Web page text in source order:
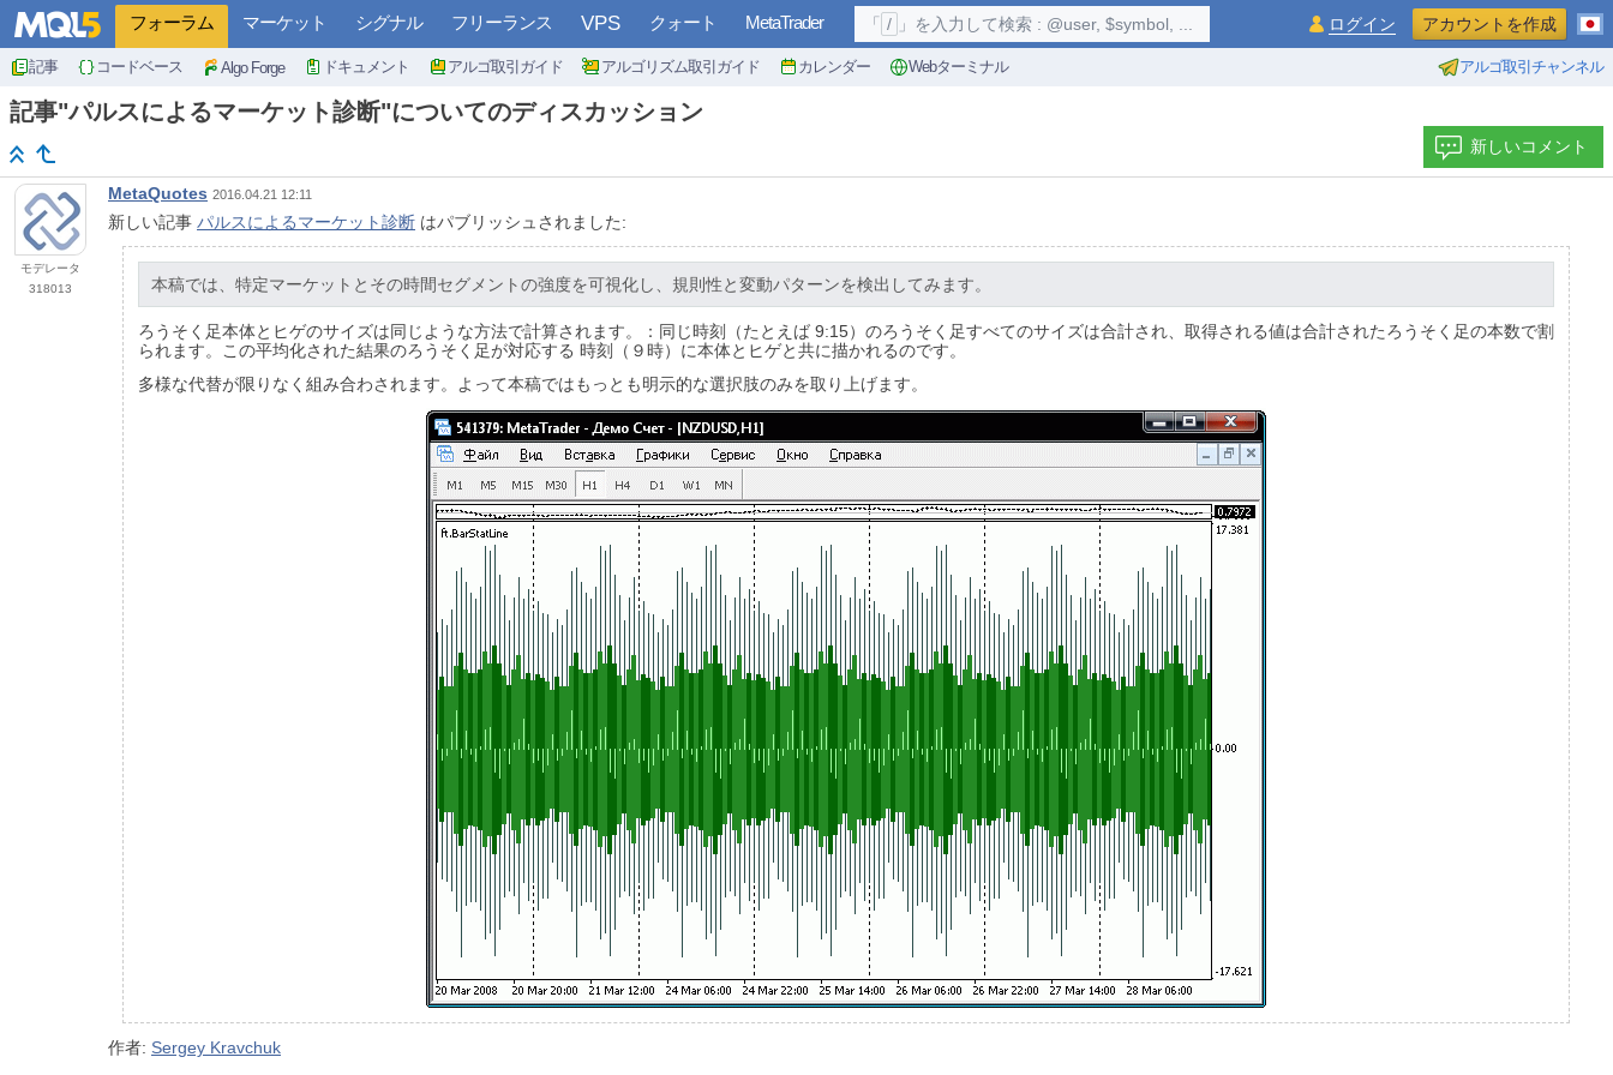
フォーラム マーケット シグナル フリーランス VPS クォート MetaTrader
記事 コードベース Algo Forge ドキュメント アルゴ取引ガイド アルゴリズム取引ガイド カレンダー Webターミナル アルゴ取引チャンネル
「 / 」を入力して検索 : @user, $symbol, ... ログイン アカウントを作成
記事"パルスによるマーケット診断"についてのディスカッション
新しいコメント
モデレータ
318013
MetaQuotes 2016.04.21 12:11
新しい記事 パルスによるマーケット診断 はパブリッシュされました:
本稿では、特定マーケットとその時間セグメントの強度を可視化し、規則性と変動パターンを検出してみます。
ろうそく足本体とヒゲのサイズは同じような方法で計算されます。：同じ時刻（たとえば 9:15）のろうそく足すべてのサイズは合計され、取得される値は合計されたろうそく足の本数で割
られます。この平均化された結果のろうそく足が対応する 時刻（９時）に本体とヒゲと共に描かれるのです。
多様な代替が限りなく組み合わされます。よって本稿ではもっとも明示的な選択肢のみを取り上げます。
作者: Sergey Kravchuk